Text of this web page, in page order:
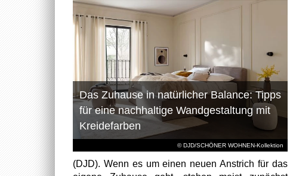
© DJD/SCHÖNER WOHNEN-Kollektion
Das Zuhause in natürlicher Balance: Tipps
für eine nachhaltige Wandgestaltung mit
Kreidefarben
(DJD). Wenn es um einen neuen Anstrich für das